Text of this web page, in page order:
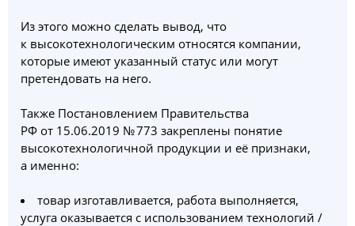
Из этого можно сделать вывод, что
к высокотехнологическим относятся компании,
которые имеют указанный статус или могут
претендовать на него.
Также Постановлением Правительства
РФ от 15.06.2019 № 773 закреплены понятие
высокотехнологичной продукции и её признаки,
а именно:
товар изготавливается, работа выполняется,
услуга оказывается с использованием технологий /